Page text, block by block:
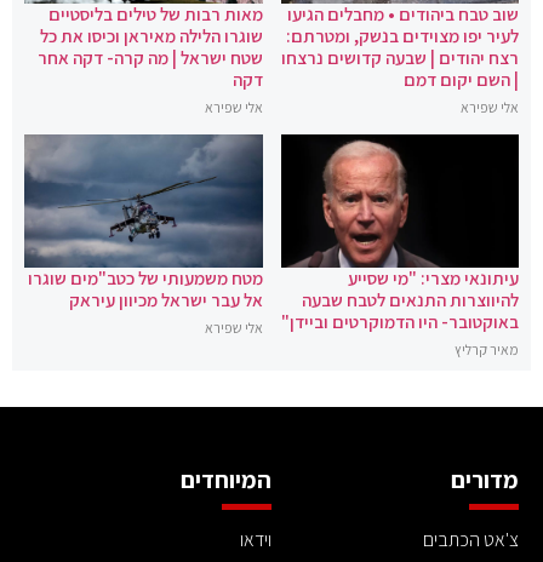
שוב טבח ביהודים • מחבלים הגיעו
לעיר יפו מצוידים בנשק, ומטרתם:
רצח יהודים | שבעה קדושים נרצחו
| השם יקום דמם
אלי שפירא
מאות רבות של טילים בליסטיים
שוגרו הלילה מאיראן וכיסו את כל
שטח ישראל | מה קרה- דקה אחר
דקה
אלי שפירא
עיתונאי מצרי: "מי שסייע
להיווצרות התנאים לטבח שבעה
באוקטובר- היו הדמוקרטים וביידן"
מאיר קרליץ
מטח משמעותי של כטב"מים שוגרו
אל עבר ישראל מכיוון עיראק
אלי שפירא
מדורים
צ'אט הכתבים
המיוחדים
וידאו